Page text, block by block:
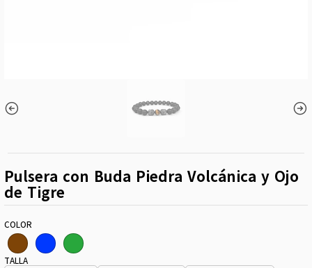
Pulsera con Buda Piedra Volcánica y Ojo
de Tigre
COLOR
TALLA